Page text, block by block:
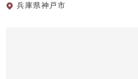
兵庫県神戸市